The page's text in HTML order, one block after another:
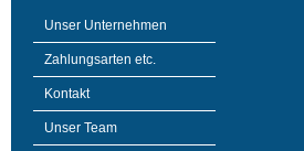
Unser Unternehmen
Zahlungsarten etc.
Kontakt
Unser Team